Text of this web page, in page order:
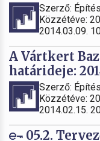
Szerző:
Közzétéve:
2014.03.09.
A Vártkert
határideje:
Szerző:
Közzétéve:
2014.02.15.
05.2.